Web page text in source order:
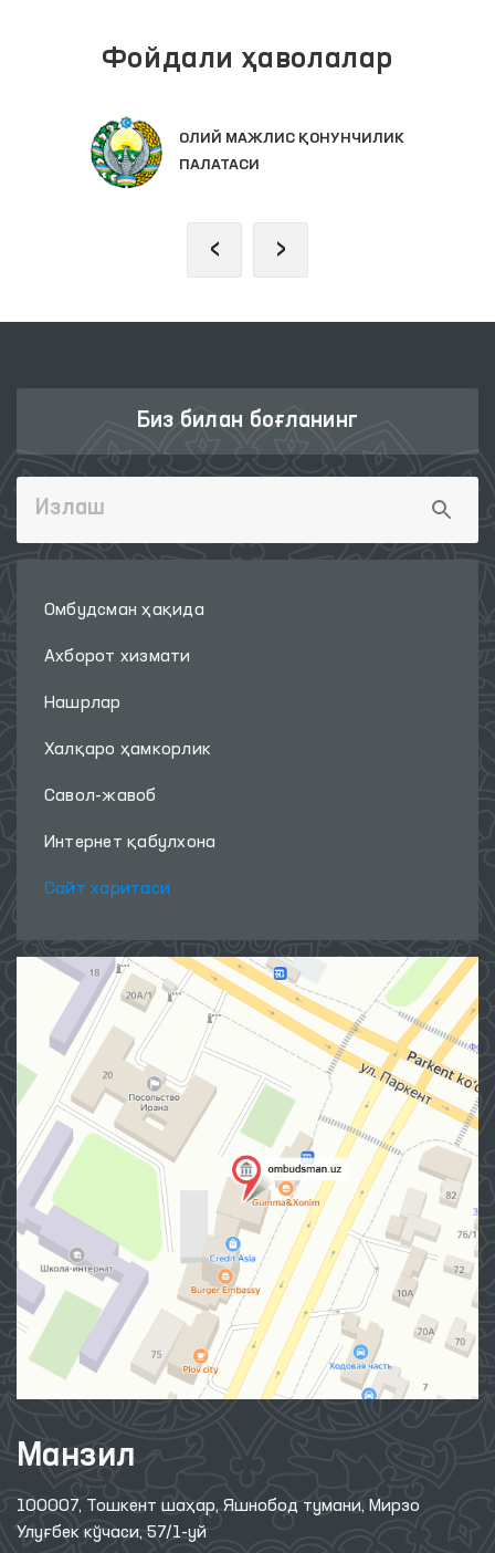
Фойдали ҳаволалар
ОЛИЙ МАЖЛИС ҚОНУНЧИЛИК
ПАЛАТАСИ
‹ ›
Биз билан боғланинг
Омбудсман ҳақида
Ахборот хизмати
Нашрлар
Халқаро ҳамкорлик
Савол-жавоб
Интернет қабулхона
Сайт харитаси
Манзил
100007, Тошкент шаҳар, Яшнобод тумани, Мирзо
Улуғбек кўчаси, 57/1-уй